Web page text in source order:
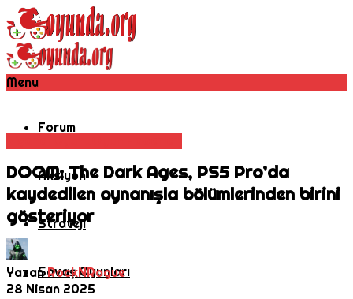
Menu
Forum
Aksiyon
Strateji
Savaş Oyunları
DOOM: The Dark Ages, PS5 Pro’da
kaydedilen oynanışla bölümlerinden birini
gösteriyor
YazanRockNRogue
28 Nisan 2025